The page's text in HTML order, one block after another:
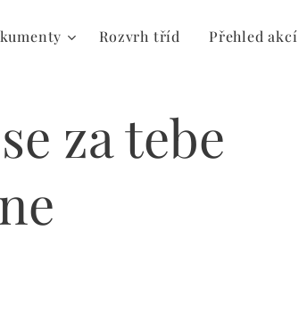
Rozvrh tříd Přehled akcí
za tebe